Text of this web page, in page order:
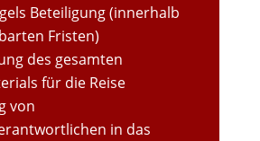
Beteiligung (innerhalb
Fristen)
des gesamten
für die Reise
von
in das